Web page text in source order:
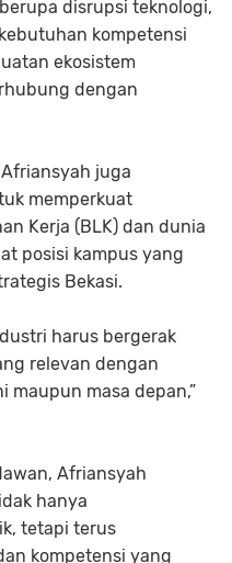
disrupsi teknologi,
kompetensi
ekosistem
dengan
juga
memperkuat
Kerja (BLK) dan dunia
posisi kampus yang
Bekasi.
harus bergerak
relevan dengan
maupun masa depan,”
Afriansyah
hanya
tetapi terus
kompetensi yang